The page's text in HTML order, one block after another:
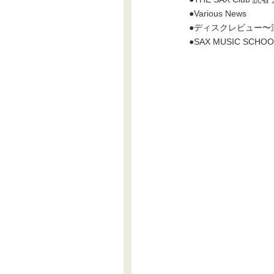
●Various News
●ディスクレビュー〜
●SAX MUSIC